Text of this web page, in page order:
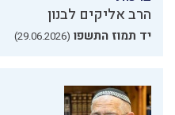
הרב אליקים לבנון
יד תמוז התשפו (29.06.2026)